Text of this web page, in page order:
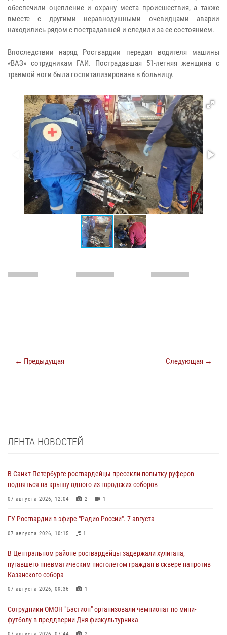
обеспечили оцепление и охрану места происшествия, а также
вместе с другими неравнодушными очевидцами аварии
находились рядом с пострадавшей и следили за ее состоянием.
Впоследствии наряд Росгвардии передал водителя машины
«ВАЗ» сотрудникам ГАИ. Пострадавшая 51-летняя женщина с
травмой ноги была госпитализирована в больницу.
← Предыдущая Следующая →
ЛЕНТА НОВОСТЕЙ
В Санкт-Петербурге росгвардейцы пресекли попытку руферов
подняться на крышу одного из городских соборов
07 августа 2026, 12:04 2 1
ГУ Росгвардии в эфире "Радио России". 7 августа
07 августа 2026, 10:15 1
В Центральном районе росгвардейцы задержали хулигана,
пугавшего пневматическим пистолетом граждан в сквере напротив
Казанского собора
07 августа 2026, 09:36 1
Сотрудники ОМОН "Бастион" организовали чемпионат по мини-
футболу в преддверии Дня физкультурника